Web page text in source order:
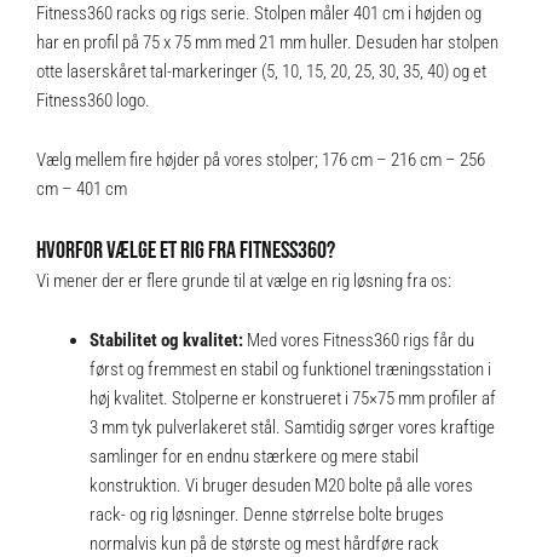
Fitness360 racks og rigs serie. Stolpen måler 401 cm i højden og
har en profil på 75 x 75 mm med 21 mm huller. Desuden har stolpen
otte laserskåret tal-markeringer (5, 10, 15, 20, 25, 30, 35, 40) og et
Fitness360 logo.
Vælg mellem fire højder på vores stolper; 176 cm – 216 cm – 256
cm – 401 cm
HVORFOR VÆLGE ET RIG FRA FITNESS360?
Vi mener der er flere grunde til at vælge en rig løsning fra os:
Stabilitet og kvalitet:Med vores Fitness360 rigs får du
først og fremmest en stabil og funktionel træningsstation i
høj kvalitet. Stolperne er konstrueret i 75×75 mm profiler af
3 mm tyk pulverlakeret stål. Samtidig sørger vores kraftige
samlinger for en endnu stærkere og mere stabil
konstruktion. Vi bruger desuden M20 bolte på alle vores
rack- og rig løsninger. Denne størrelse bolte bruges
normalvis kun på de største og mest hårdføre rack